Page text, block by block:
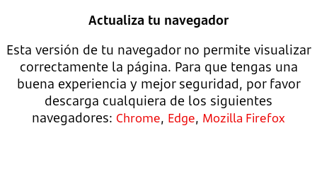
Actualiza tu navegador
Esta versión de tu navegador no permite visualizar
correctamente la página. Para que tengas una
buena experiencia y mejor seguridad, por favor
descarga cualquiera de los siguientes
navegadores: Chrome, Edge, Mozilla Firefox